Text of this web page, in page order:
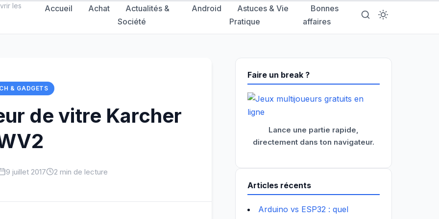
les
Accueil Achat
Actualités &
Société
Android
Astuces & Vie
Pratique
Bonnes
affaires
& GADGETS
de vitre Karcher
9 juillet 2017 2 min de lecture
Faire un break ?
Lance une partie rapide,
directement dans ton navigateur.
Articles récents
Arduino vs ESP32 : quel